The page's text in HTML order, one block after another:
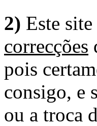
2) Este
correcções
pois
consigo, e
ou a troca